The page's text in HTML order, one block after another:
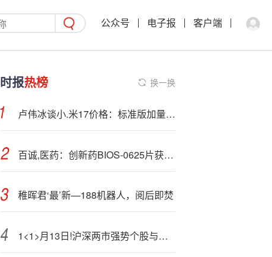
公众号 电子报 客户端
时报热榜 换一换
卢伟冰谈小.米17价格：标准版加量不加价，Pro系列再往上
百诚,医药：创新药BIOS-0625片获得临床试验批准通知书
稚晖君‘最’新—188机器人，阅后即焚
1<1>月13日!沪深两市强势个股与概念板块